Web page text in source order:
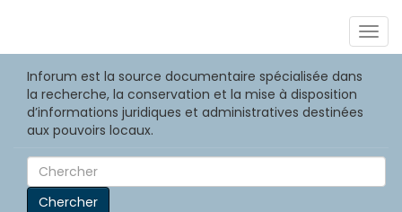
Inforum est la source documentaire spécialisée dans
la recherche, la conservation et la mise à disposition
d’informations juridiques et administratives destinées
aux pouvoirs locaux.
Chercher